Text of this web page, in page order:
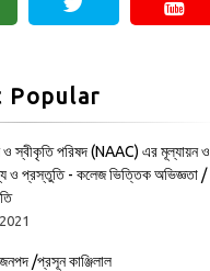
Popular
ও স্বীকৃতি পরিষদ (NAAC) এর মূল্যায়ন ও
ও প্রস্তুতি - কলেজ ভিত্তিক অভিজ্ঞতা /
জনপদ /প্রসূন কাঞ্জিলাল